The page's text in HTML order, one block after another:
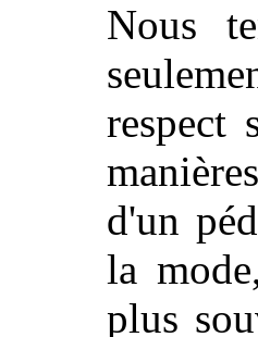
Nous
respect
d'un
la
plus